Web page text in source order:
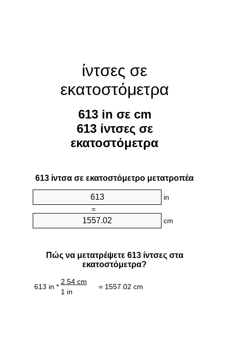
ίντσες σε
εκατοστόμετρα
613 in σε cm
613 ίντσες σε
εκατοστόμετρα
613 ίντσα σε εκατοστόμετρο μετατροπέα
in
=
cm
Πώς να μετατρέψετε 613 ίντσες στα
εκατοστόμετρα?
613 in *
2.54 cm
= 1557.02 cm
1 in